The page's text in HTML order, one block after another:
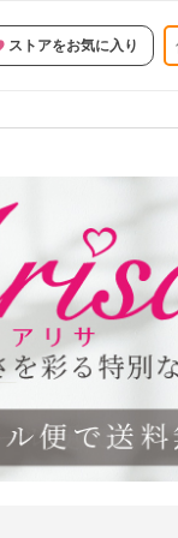
ストアをお気に入り